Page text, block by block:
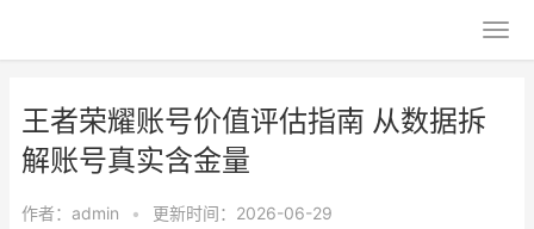
王者荣耀账号价值评估指南 从数据拆
解账号真实含金量
作者： admin • 更新时间：2026-06-29